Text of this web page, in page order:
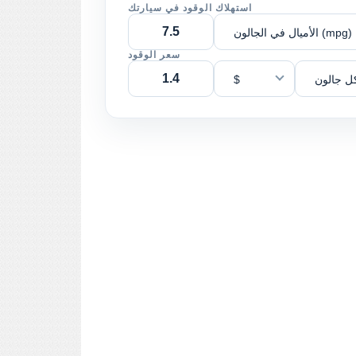
استهلاك الوقود في سيارتك
الأميال في الجالون (mpg)
سعر الوقود
$ جالون